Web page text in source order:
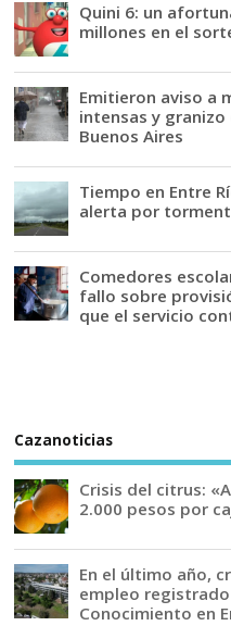
Quini 6: un
millones en el
Emitieron aviso a
intensas y granizo
Buenos Aires
Tiempo en Entre
alerta por
Comedores
fallo sobre
que el servicio
Cazanoticias
Crisis del citrus:
2.000 pesos por
En el último año,
empleo
Conocimiento en